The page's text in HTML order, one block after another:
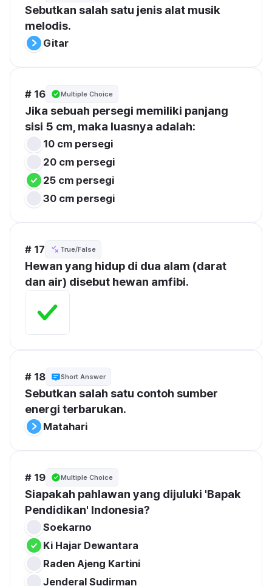
Sebutkan salah satu jenis alat musik
melodis.
Gitar
# 16 Multiple Choice
Jika sebuah persegi memiliki panjang
sisi 5 cm, maka luasnya adalah:
10 cm persegi
20 cm persegi
25 cm persegi
30 cm persegi
# 17 True/False
Hewan yang hidup di dua alam (darat
dan air) disebut hewan amfibi.
# 18 Short Answer
Sebutkan salah satu contoh sumber
energi terbarukan.
Matahari
# 19 Multiple Choice
Siapakah pahlawan yang dijuluki 'Bapak
Pendidikan' Indonesia?
Soekarno
Ki Hajar Dewantara
Raden Ajeng Kartini
Jenderal Sudirman